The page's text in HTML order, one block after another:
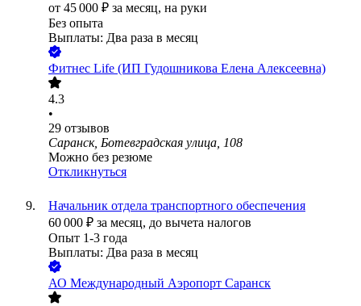
от 45 000 ₽ за месяц, на руки
Без опыта
Выплаты: Два раза в месяц
Фитнес Life (ИП Гудошникова Елена Алексеевна)
4.3
•
29 отзывов
Саранск, Ботевградская улица, 108
Можно без резюме
Откликнуться
Начальник отдела транспортного обеспечения
60 000 ₽ за месяц, до вычета налогов
Опыт 1-3 года
Выплаты: Два раза в месяц
АО Международный Аэропорт Саранск